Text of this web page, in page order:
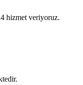
hizmet veriyoruz.